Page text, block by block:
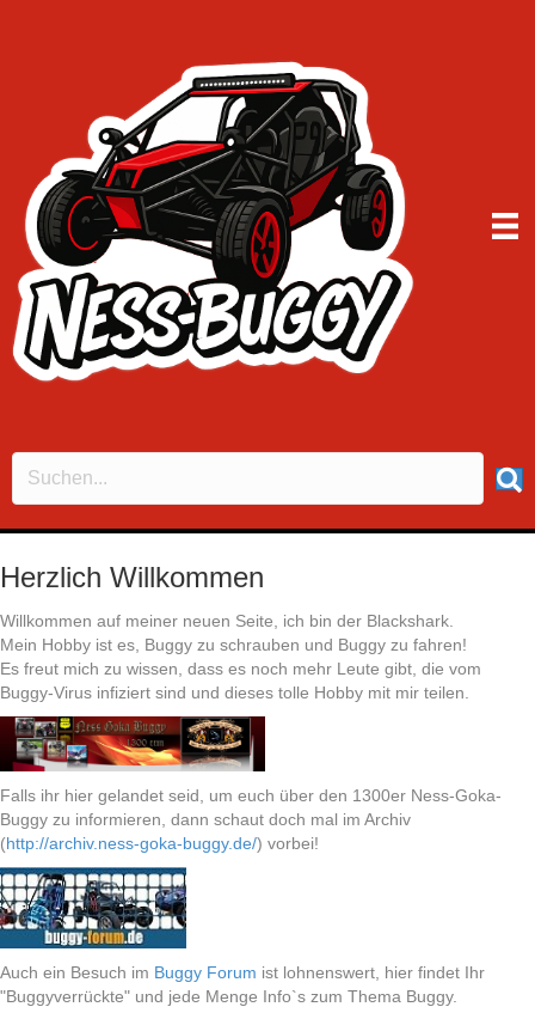
Herzlich Willkommen
Willkommen auf meiner neuen Seite, ich bin der Blackshark.
Mein Hobby ist es, Buggy zu schrauben und Buggy zu fahren!
Es freut mich zu wissen, dass es noch mehr Leute gibt, die vom
Buggy-Virus infiziert sind und dieses tolle Hobby mit mir teilen.
Falls ihr hier gelandet seid, um euch über den 1300er Ness-Goka-
Buggy zu informieren, dann schaut doch mal im Archiv
(http://archiv.ness-goka-buggy.de/) vorbei!
Auch ein Besuch im Buggy Forum ist lohnenswert, hier findet Ihr
"Buggyverrückte" und jede Menge Info`s zum Thema Buggy.